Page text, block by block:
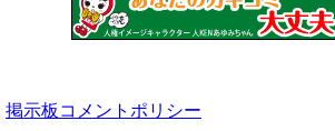
掲示板コメントポリシー